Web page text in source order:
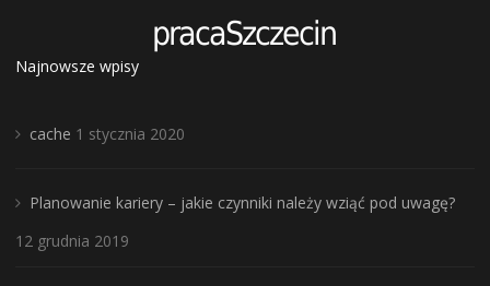
Najnowsze wpisy
cache 1 stycznia 2020
Planowanie kariery – jakie czynniki należy wziąć pod uwagę?
12 grudnia 2019